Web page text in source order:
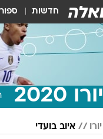
חדשות
יורו 2020
יורו איוב בועדי